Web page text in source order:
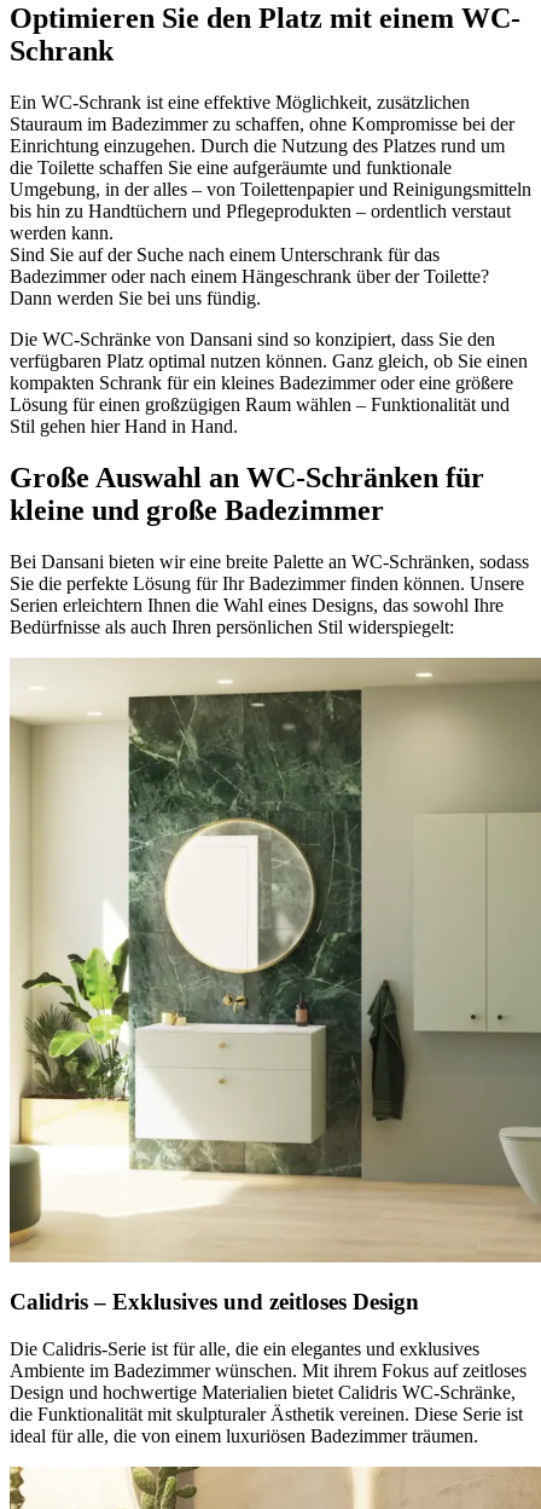
Optimieren Sie den Platz mit einem WC-
Schrank
Ein WC-Schrank ist eine effektive Möglichkeit, zusätzlichen
Stauraum im Badezimmer zu schaffen, ohne Kompromisse bei der
Einrichtung einzugehen. Durch die Nutzung des Platzes rund um
die Toilette schaffen Sie eine aufgeräumte und funktionale
Umgebung, in der alles – von Toilettenpapier und Reinigungsmitteln
bis hin zu Handtüchern und Pflegeprodukten – ordentlich verstaut
werden kann.
Sind Sie auf der Suche nach einem Unterschrank für das
Badezimmer oder nach einem Hängeschrank über der Toilette?
Dann werden Sie bei uns fündig.
Die WC-Schränke von Dansani sind so konzipiert, dass Sie den
verfügbaren Platz optimal nutzen können. Ganz gleich, ob Sie einen
kompakten Schrank für ein kleines Badezimmer oder eine größere
Lösung für einen großzügigen Raum wählen – Funktionalität und
Stil gehen hier Hand in Hand.
Große Auswahl an WC-Schränken für
kleine und große Badezimmer
Bei Dansani bieten wir eine breite Palette an WC-Schränken, sodass
Sie die perfekte Lösung für Ihr Badezimmer finden können. Unsere
Serien erleichtern Ihnen die Wahl eines Designs, das sowohl Ihre
Bedürfnisse als auch Ihren persönlichen Stil widerspiegelt:
Calidris – Exklusives und zeitloses Design
Die Calidris-Serie ist für alle, die ein elegantes und exklusives
Ambiente im Badezimmer wünschen. Mit ihrem Fokus auf zeitloses
Design und hochwertige Materialien bietet Calidris WC-Schränke,
die Funktionalität mit skulpturaler Ästhetik vereinen. Diese Serie ist
ideal für alle, die von einem luxuriösen Badezimmer träumen.